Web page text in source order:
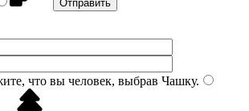
что вы человек, выбрав Чашку.